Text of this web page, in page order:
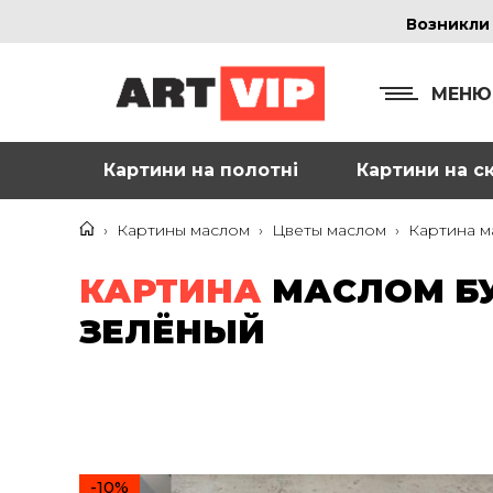
МЕНЮ
Картини на полотні Картини на
› Картины маслом › Цветы маслом › Картина
КАРТИНА МАСЛОМ
ЗЕЛЁНЫЙ
-10%
м.